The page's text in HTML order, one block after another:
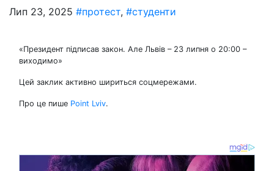
Лип 23, 2025 #протест, #студенти
«Президент підписав закон. Але Львів – 23 липня о 20:00 –
виходимо»
Цей заклик активно шириться соцмережами.
Про це пише Point Lviv.